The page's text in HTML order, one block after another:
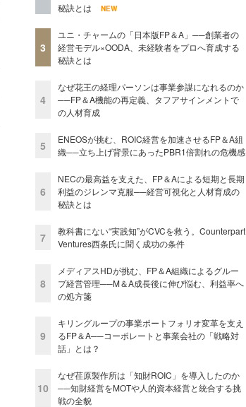
秘訣とは
NEW
3
ユニ・チャームの「日本版FP＆A」──創業者の
経営モデル×OODA、未経験者をプロへ育成する
秘訣とは
4
なぜ花王の経理パーソンは事業参謀になれるのか
──FP＆A機能の再定義、タフアサインメントで
の人材育成
5
ENEOSが挑む、ROIC経営を加速させるFP＆A組
織──立ち上げ背景にあったPBR1倍割れの危機感
6
NECの最高益を支えた、FP＆Aによる短期と長期
利益のジレンマ克服──経営可視化と人材育成の
秘訣とは
7
教科書にない“実践知”がCVCを救う。Counterpart
Ventures西条氏に聞く成功の条件
8
メディアスHDが挑む、FP＆A組織によるグルー
プ経営管理──M＆A成長後に伸び悩む、利益率へ
の処方箋
9
キリングループの事業ポートフォリオ変革を支え
るFP＆A──コーポレートと事業会社の「戦略対
話」とは？
10
なぜ荏原製作所は「知財ROIC」を導入したのか
──知財経営をMOTや人的資本経営と統合する挑
戦の全貌